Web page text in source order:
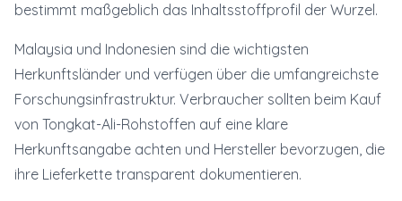
bestimmt maßgeblich das Inhaltsstoffprofil der Wurzel.
Malaysia und Indonesien sind die wichtigsten
Herkunftsländer und verfügen über die umfangreichste
Forschungsinfrastruktur. Verbraucher sollten beim Kauf
von Tongkat-Ali-Rohstoffen auf eine klare
Herkunftsangabe achten und Hersteller bevorzugen, die
ihre Lieferkette transparent dokumentieren.